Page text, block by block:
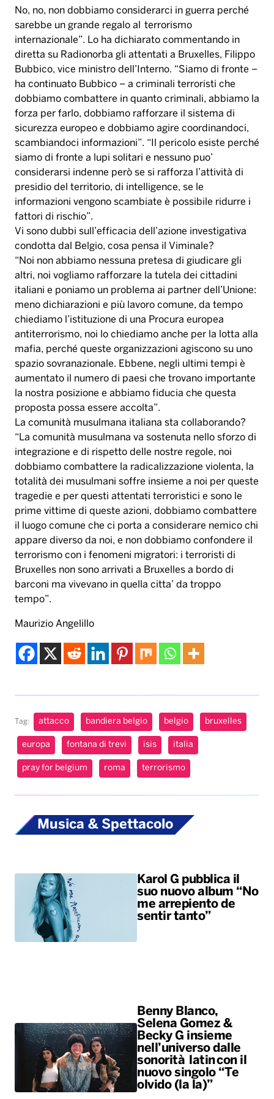
No, no, non dobbiamo considerarci in guerra perché
sarebbe un grande regalo al terrorismo
internazionale”. Lo ha dichiarato commentando in
diretta su Radionorba gli attentati a Bruxelles, Filippo
Bubbico, vice ministro dell’Interno. “Siamo di fronte –
ha continuato Bubbico – a criminali terroristi che
dobbiamo combattere in quanto criminali, abbiamo la
forza per farlo, dobbiamo rafforzare il sistema di
sicurezza europeo e dobbiamo agire coordinandoci,
scambiandoci informazioni”. “Il pericolo esiste perché
siamo di fronte a lupi solitari e nessuno puo’
considerarsi indenne però se si rafforza l’attività di
presidio del territorio, di intelligence, se le
informazioni vengono scambiate è possibile ridurre i
fattori di rischio”.
Vi sono dubbi sull’efficacia dell’azione investigativa
condotta dal Belgio, cosa pensa il Viminale?
“Noi non abbiamo nessuna pretesa di giudicare gli
altri, noi vogliamo rafforzare la tutela dei cittadini
italiani e poniamo un problema ai partner dell’Unione:
meno dichiarazioni e più lavoro comune, da tempo
chiediamo l’istituzione di una Procura europea
antiterrorismo, noi lo chiediamo anche per la lotta alla
mafia, perché queste organizzazioni agiscono su uno
spazio sovranazionale. Ebbene, negli ultimi tempi è
aumentato il numero di paesi che trovano importante
la nostra posizione e abbiamo fiducia che questa
proposta possa essere accolta”.
La comunità musulmana italiana sta collaborando?
“La comunità musulmana va sostenuta nello sforzo di
integrazione e di rispetto delle nostre regole, noi
dobbiamo combattere la radicalizzazione violenta, la
totalità dei musulmani soffre insieme a noi per queste
tragedie e per questi attentati terroristici e sono le
prime vittime di queste azioni, dobbiamo combattere
il luogo comune che ci porta a considerare nemico chi
appare diverso da noi, e non dobbiamo confondere il
terrorismo con i fenomeni migratori: i terroristi di
Bruxelles non sono arrivati a Bruxelles a bordo di
barconi ma vivevano in quella citta’ da troppo
tempo”.
Maurizio Angelillo
Tag: attacco bandiera belgio belgio bruxelles
europa fontana di trevi isis italia
pray for belgium roma terrorismo
Musica & Spettacolo
Karol G pubblica il
suo nuovo album “No
me arrepiento de
sentir tanto”
Benny Blanco,
Selena Gomez &
Becky G insieme
nell’universo dalle
sonorità latin con il
nuovo singolo “Te
olvido (la la)”